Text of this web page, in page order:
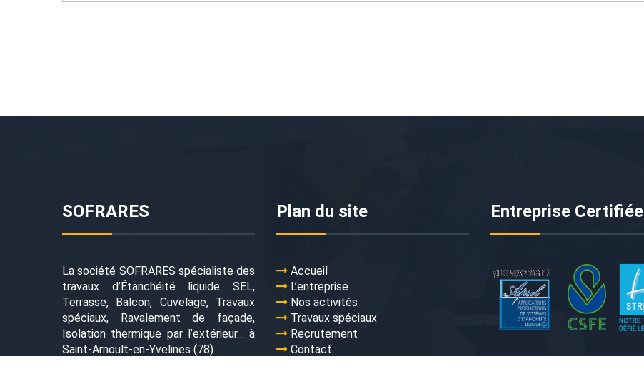
SOFRARES
La société SOFRARES spécialiste des
travaux d’Étanchéité liquide SEL,
Terrasse, Balcon, Cuvelage, Travaux
spéciaux, Ravalement de façade,
Isolation thermique par l’extérieur… à
Saint-Arnoult-en-Yvelines (78)
Plan du site
Accueil
L’entreprise
Nos activités
Travaux spéciaux
Recrutement
Contact
Entreprise Certifiée